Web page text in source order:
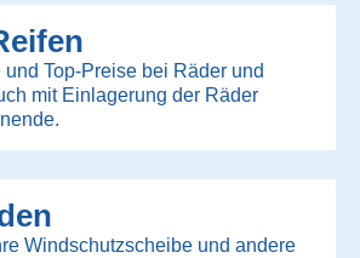
Top-Preise bei Räder und
mit Einlagerung der Räder
Windschutzscheibe und andere